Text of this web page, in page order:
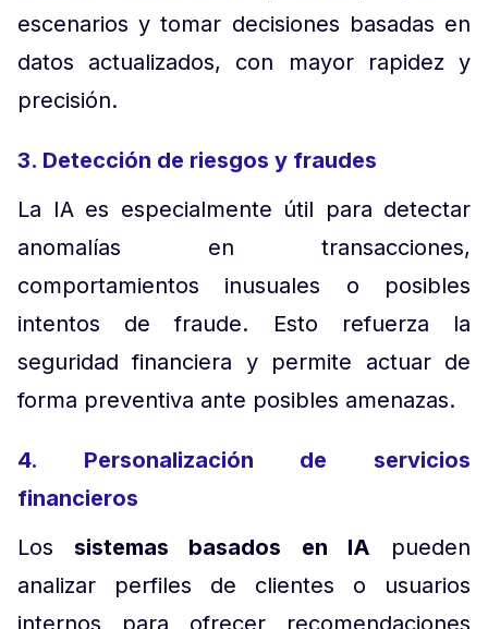
escenarios y tomar decisiones basadas en
datos actualizados, con mayor rapidez y
precisión.
3. Detección de riesgos y fraudes
La IA es especialmente útil para detectar
anomalías en transacciones,
comportamientos inusuales o posibles
intentos de fraude. Esto refuerza la
seguridad financiera y permite actuar de
forma preventiva ante posibles amenazas.
4. Personalización de servicios
financieros
Los sistemas basados en IA pueden
analizar perfiles de clientes o usuarios
internos para ofrecer recomendaciones